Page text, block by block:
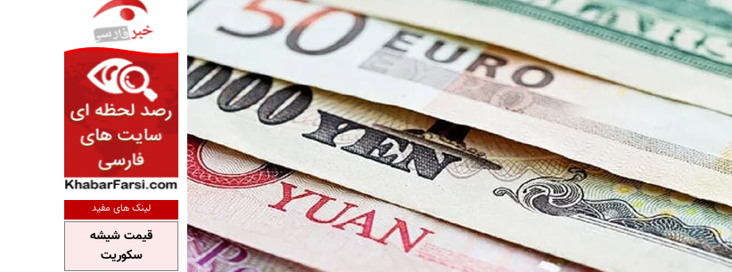
لینک های مفید
قیمت شیشه
سکوریت